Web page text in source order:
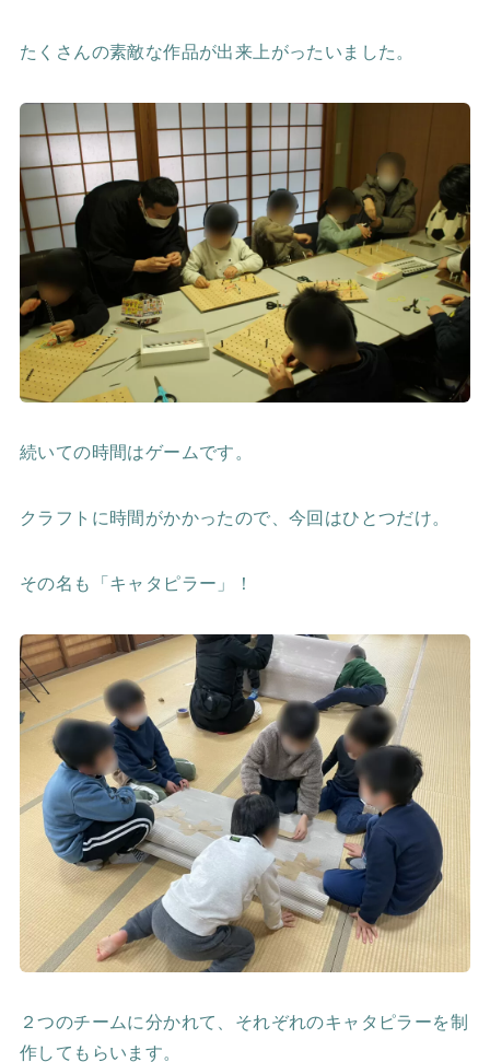
たくさんの素敵な作品が出来上がったいました。
続いての時間はゲームです。
クラフトに時間がかかったので、今回はひとつだけ。
その名も「キャタピラー」！
２つのチームに分かれて、それぞれのキャタピラーを制
作してもらいます。